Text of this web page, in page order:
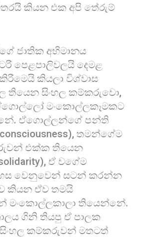
කියන එක අපි තේරුම්
ජාතික අභිමානය
පෙළපාලිවලයි දෙමළ
කියලා විශ්වාස
තියෙන සිංහල කම්කරුවො,
මංකොල්ලකෑමකට
ඒගොල්ලන්ගේ පන්ති
තමන්ගේම
එක්ක තියෙන
ඒ වගේම
වෙනුවෙන් සටන් කරන්න
කියන ඒව තමයි
මංකොල්ලකාලා තියෙන්නේ.
ගිනි තියපු ඒ පාලක
කම්කරුවන් මතටත්